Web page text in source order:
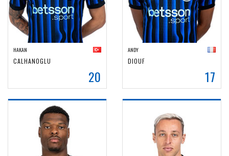
HAKAN
CALHANOGLU
20
ANDY
DIOUF
17